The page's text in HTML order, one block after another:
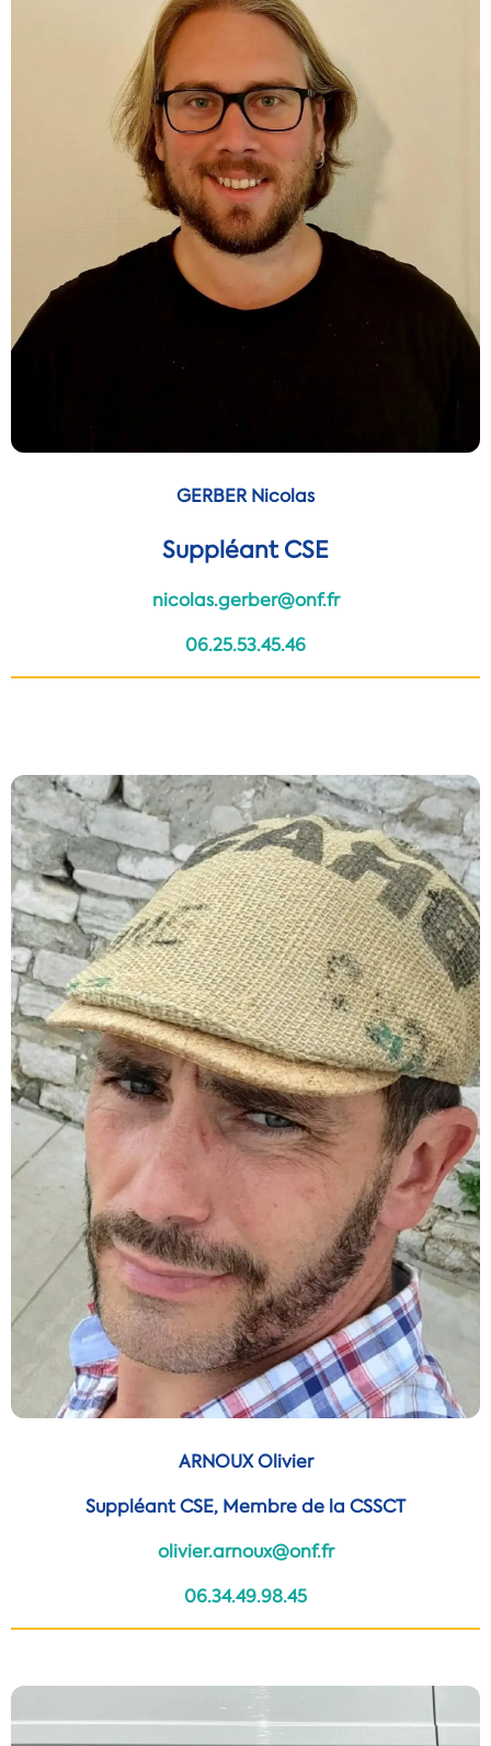
GERBER Nicolas
Suppléant CSE
nicolas.gerber@onf.fr
06.25.53.45.46
ARNOUX Olivier
Suppléant CSE, Membre de la CSSCT
olivier.arnoux@onf.fr
06.34.49.98.45